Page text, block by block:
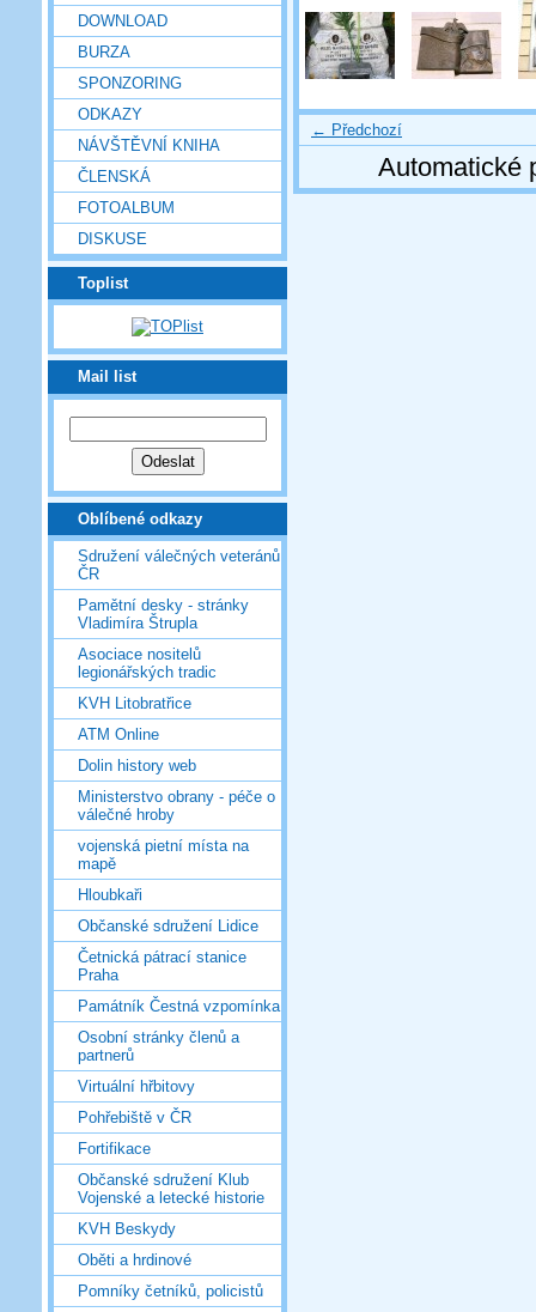
DOWNLOAD
BURZA
SPONZORING
ODKAZY
NÁVŠTĚVNÍ KNIHA
ČLENSKÁ
FOTOALBUM
DISKUSE
Toplist
Mail list
Oblíbené odkazy
Sdružení válečných veteránů
ČR
Pamětní desky - stránky
Vladimíra Štrupla
Asociace nositelů
legionářských tradic
KVH Litobratřice
ATM Online
Dolin history web
Ministerstvo obrany - péče o
válečné hroby
vojenská pietní místa na
mapě
Hloubkaři
Občanské sdružení Lidice
Četnická pátrací stanice
Praha
Památník Čestná vzpomínka
Osobní stránky členů a
partnerů
Virtuální hřbitovy
Pohřebiště v ČR
Fortifikace
Občanské sdružení Klub
Vojenské a letecké historie
KVH Beskydy
Oběti a hrdinové
Pomníky četníků, policistů
← Předchozí
Automatické